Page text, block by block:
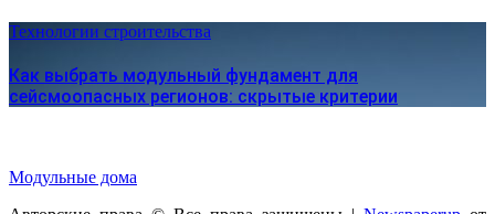
Технологии строительства
Как выбрать модульный фундамент для
сейсмоопасных регионов: скрытые критерии
Модульные дома